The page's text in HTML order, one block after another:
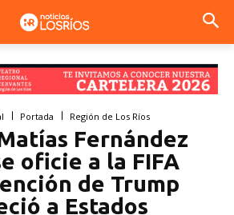
Portada Región de Los Ríos
Fernández
oficie a la FIFA
de Trump
a Estados